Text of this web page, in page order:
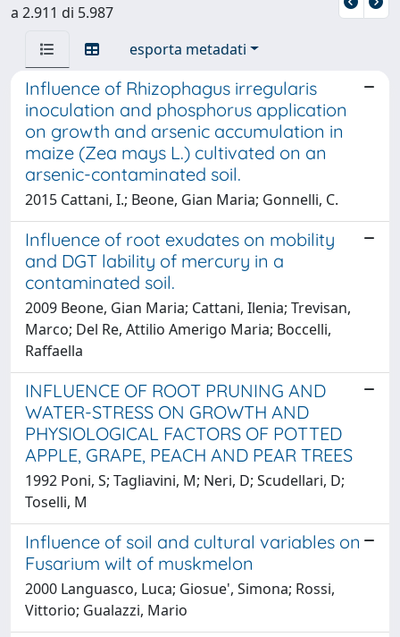
a 2.911 di 5.987
esporta metadati
Influence of Rhizophagus irregularis
inoculation and phosphorus application
on growth and arsenic accumulation in
maize (Zea mays L.) cultivated on an
arsenic-contaminated soil.
2015 Cattani, I.; Beone, Gian Maria; Gonnelli, C.
Influence of root exudates on mobility
and DGT lability of mercury in a
contaminated soil.
2009 Beone, Gian Maria; Cattani, Ilenia; Trevisan,
Marco; Del Re, Attilio Amerigo Maria; Boccelli,
Raffaella
INFLUENCE OF ROOT PRUNING AND
WATER-STRESS ON GROWTH AND
PHYSIOLOGICAL FACTORS OF POTTED
APPLE, GRAPE, PEACH AND PEAR TREES
1992 Poni, S; Tagliavini, M; Neri, D; Scudellari, D;
Toselli, M
Influence of soil and cultural variables on
Fusarium wilt of muskmelon
2000 Languasco, Luca; Giosue', Simona; Rossi,
Vittorio; Gualazzi, Mario